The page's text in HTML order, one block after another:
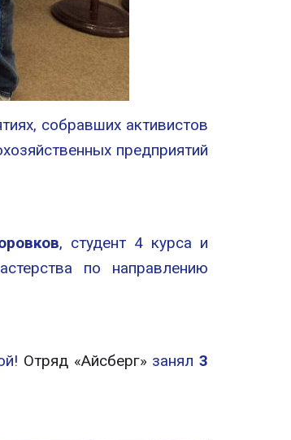
собравших активистов
предприятий
, студент 4 курса и
по направлению
Отряд «Айсберг» занял 3